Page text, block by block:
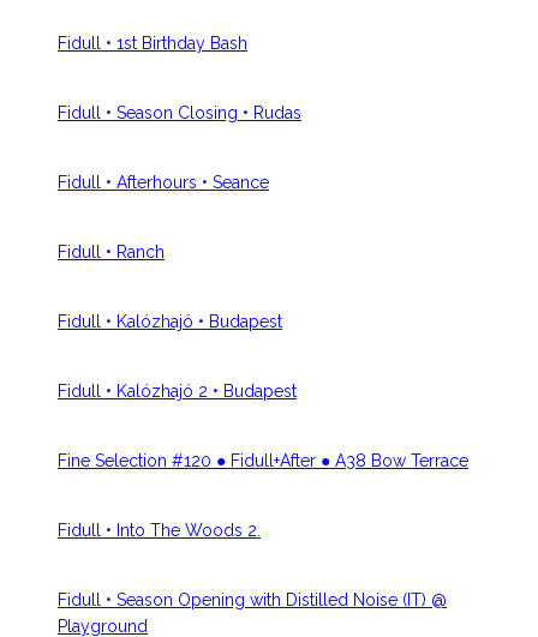
Fidull • 1st Birthday Bash
Fidull • Season Closing • Rudas
Fidull • Afterhours • Seance
Fidull • Ranch
Fidull • Kalózhajó • Budapest
Fidull • Kalózhajó 2 • Budapest
Fine Selection #120 ● Fidull+After ● A38 Bow Terrace
Fidull • Into The Woods 2.
Fidull • Season Opening with Distilled Noise (IT) @
Playground